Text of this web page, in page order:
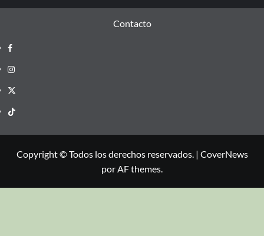
Contacto
Copyright © Todos los derechos reservados. | CoverNews
por AF themes.